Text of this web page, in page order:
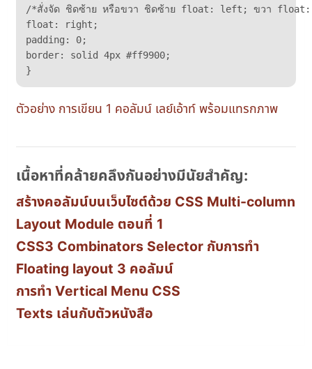
/*สั่งจัด ชิดซ้าย หรือขวา ชิดซ้าย float: left; ขวา
float: right;
padding: 0;
border: solid 4px #ff9900;
ตัวอย่าง การเขียน 1 คอลัมน์ เลย์เอ้าท์ พร้อมแทรกภาพ
เนื้อหาที่คล้ายคลึงกันอย่างมีนัยสำคัญ:
สร้างคอลัมน์บนเว็บไซต์ด้วย CSS Multi-column
Layout Module ตอนที่ 1
CSS3 Combinators Selector กับการทำ
Floating layout 3 คอลัมน์
การทำ Vertical Menu CSS
Texts เล่นกับตัวหนังสือ